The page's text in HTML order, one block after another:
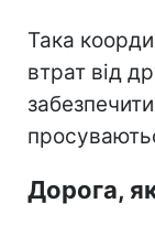
Така
втрат від
Дорога,